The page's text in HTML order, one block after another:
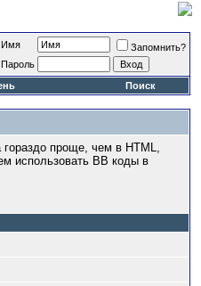
Имя
Запомнить?
Пароль
Поиск
проще, чем в HTML,
использовать BB коды в